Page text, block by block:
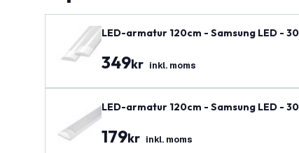
LED-armatur 120cm - Samsung LED -
349kr inkl. moms
LED-armatur 120cm - Samsung LED -
179kr inkl. moms